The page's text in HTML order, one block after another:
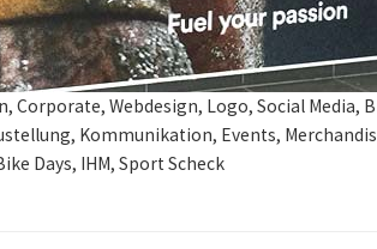
Corporate, Webdesign, Logo, Social
Kommunikation, Events,
Days, IHM, Sport Scheck